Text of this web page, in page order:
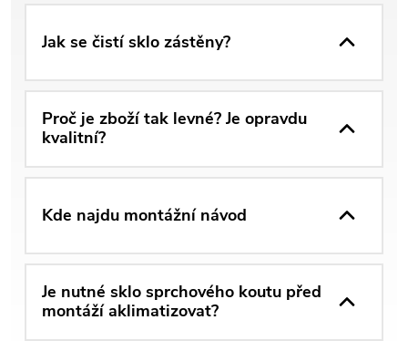
Jak se čistí sklo zástěny?
Proč je zboží tak levné? Je opravdu
kvalitní?
Kde najdu montážní návod
Je nutné sklo sprchového koutu před
montáží aklimatizovat?